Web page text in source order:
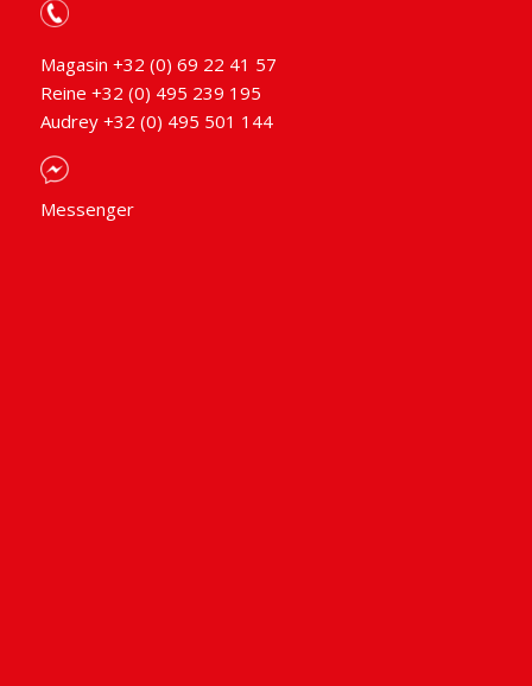
Magasin +32 (0) 69 22 41 57
Reine +32 (0) 495 239 195
Audrey +32 (0) 495 501 144
Messenger